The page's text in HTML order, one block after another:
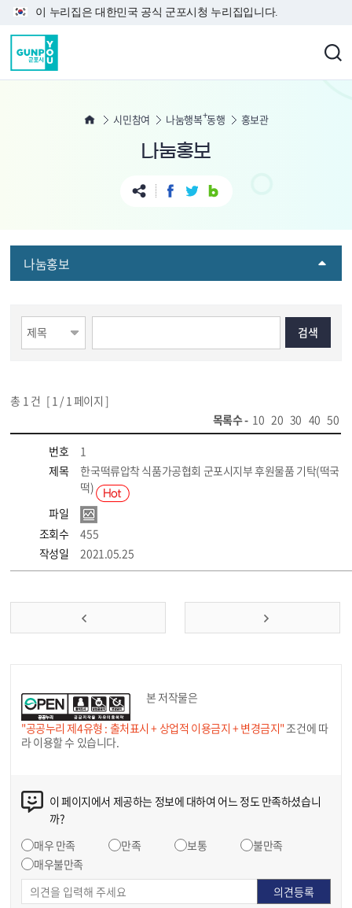
본문 바로가기
이 누리집은 대한민국 공식 군포시청 누리집입니다.
시민참여 나눔행복+동행 홍보관
나눔홍보
나눔홍보
총 1 건 [ 1 / 1 페이지 ]
목록수 - 10 20 30 40 50
번호
1
제목
한국떡류압착 식품가공협회 군포시지부 후원물품 기탁(떡국
떡)
파일
조회수
455
작성일
2021.05.25
본 저작물은
"공공누리 제4유형 : 출처표시 + 상업적 이용금지 + 변경금지"조건에 따
라 이용할 수 있습니다.
이 페이지에서 제공하는 정보에 대하여 어느 정도 만족하셨습니
까?
매우 만족
만족 보통
불만족
매우불만족